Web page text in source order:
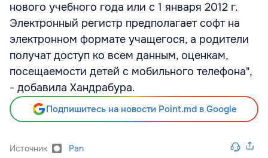
нового учебного года или с 1 января 2012 г.
Электронный регистр предполагает софт на
электронном формате учащегося, а родители
получат доступ ко всем данным, оценкам,
посещаемости детей с мобильного телефона",
- добавила Хандрабура.
Подпишитесь на новости Point.md в Google
Источник Pan